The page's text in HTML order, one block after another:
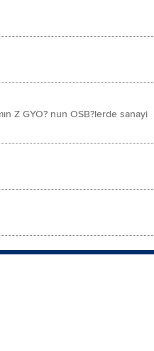
Z GYO? nun OSB?lerde sanayi